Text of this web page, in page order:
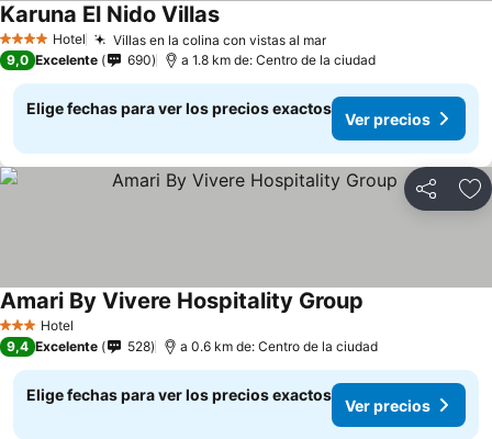
4 EstrellasHotel Villas en la colina con vistas al mar
Karuna El Nido Villas
9,0 Excelente 690 a 1.8 km de: Centro de la ciudad
Elige fechas para ver los precios exactos
Ver precios
Compartir
3 Estrellas
Hotel
Amari By Vivere Hospitality Group
9,4 Excelente 528 a 0.6 km de: Centro de la ciudad
Elige fechas para ver los precios exactos
Ver precios